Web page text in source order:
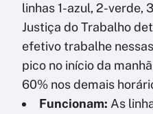
linhas 1-azul, 2-verde,
Justiça do Trabalho
efetivo trabalhe
pico no início da
60% nos demais
Funcionam: As